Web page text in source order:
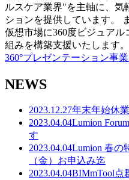
ルスケア業界"を主軸に、気
ションを提供しています。
仮想市場に360度ビジュア
組みを構築支援いたします。
360°プレゼンテーション事
NEWS
2023.12.27年末年始休
2023.04.04Lumion
す
2023.04.04Lumion 春の
（金）お申込み迄
2023.04.04BIMmTool点